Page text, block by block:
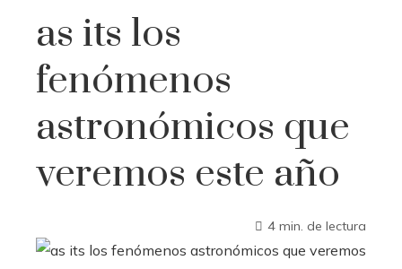
as its los
fenómenos
astronómicos que
veremos este año
4 min. de lectura